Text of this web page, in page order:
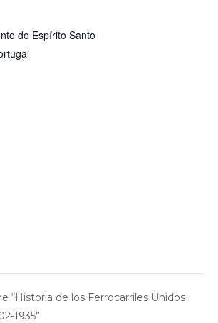
do Espírito Santo
“Historia de los Ferrocarriles Unidos
1935”